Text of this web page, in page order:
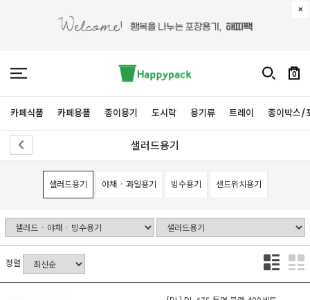
0
카페식품 카페용품 종이용기 도시락 용기류 트레이 종이박스/
샐러드용기
샐러드용기 야채 · 과일용기 빙수용기 샌드위치용기
정렬